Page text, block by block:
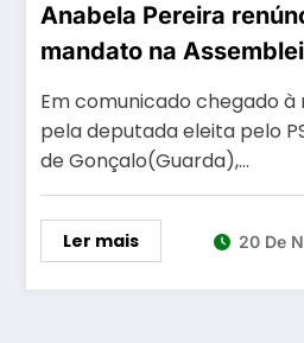
Anabela Pereira
mandato na
Freguesia do Gonçalo
Em comunicado chegado à
pela deputada eleita pelo
de Gonçalo(Guarda),…
Ler mais 20 De